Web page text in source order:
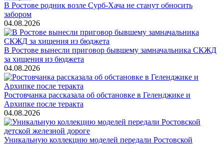
В Ростове родник возле Сурб-Хача не станут обносить
забором
04.08.2026
В Ростове вынесли приговор бывшему замначальника СКЖД
за хищения из бюджета
04.08.2026
Ростовчанка рассказала об обстановке в Геленджике и
Архипке после теракта
04.08.2026
Уникальную коллекцию моделей передали Ростовской